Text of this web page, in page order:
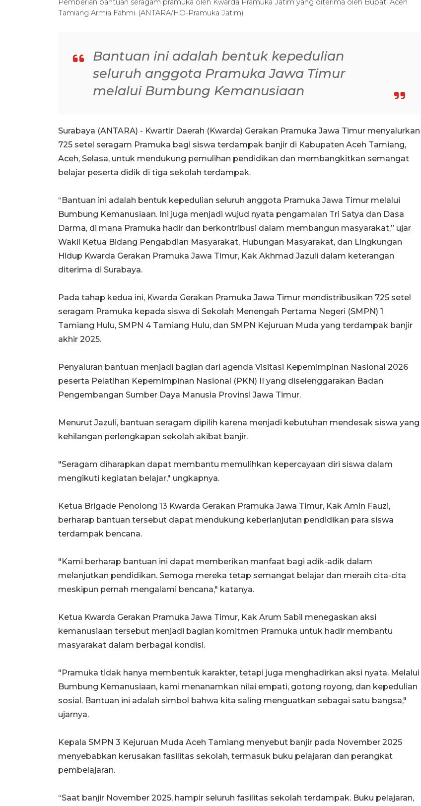
Pemberian bantuan seragam pramuka oleh Kwarda Pramuka Jatim yang diterima oleh Bupati Aceh
Tamiang Armia Fahmi. (ANTARA/HO-Pramuka Jatim)
Bantuan ini adalah bentuk kepedulian
seluruh anggota Pramuka Jawa Timur
melalui Bumbung Kemanusiaan
Surabaya (ANTARA) - Kwartir Daerah (Kwarda) Gerakan Pramuka Jawa Timur menyalurkan
725 setel seragam Pramuka bagi siswa terdampak banjir di Kabupaten Aceh Tamiang,
Aceh, Selasa, untuk mendukung pemulihan pendidikan dan membangkitkan semangat
belajar peserta didik di tiga sekolah terdampak.
“Bantuan ini adalah bentuk kepedulian seluruh anggota Pramuka Jawa Timur melalui
Bumbung Kemanusiaan. Ini juga menjadi wujud nyata pengamalan Tri Satya dan Dasa
Darma, di mana Pramuka hadir dan berkontribusi dalam membangun masyarakat,” ujar
Wakil Ketua Bidang Pengabdian Masyarakat, Hubungan Masyarakat, dan Lingkungan
Hidup Kwarda Gerakan Pramuka Jawa Timur, Kak Akhmad Jazuli dalam keterangan
diterima di Surabaya.
Pada tahap kedua ini, Kwarda Gerakan Pramuka Jawa Timur mendistribusikan 725 setel
seragam Pramuka kepada siswa di Sekolah Menengah Pertama Negeri (SMPN) 1
Tamiang Hulu, SMPN 4 Tamiang Hulu, dan SMPN Kejuruan Muda yang terdampak banjir
akhir 2025.
Penyaluran bantuan menjadi bagian dari agenda Visitasi Kepemimpinan Nasional 2026
peserta Pelatihan Kepemimpinan Nasional (PKN) II yang diselenggarakan Badan
Pengembangan Sumber Daya Manusia Provinsi Jawa Timur.
Menurut Jazuli, bantuan seragam dipilih karena menjadi kebutuhan mendesak siswa yang
kehilangan perlengkapan sekolah akibat banjir.
"Seragam diharapkan dapat membantu memulihkan kepercayaan diri siswa dalam
mengikuti kegiatan belajar," ungkapnya.
Ketua Brigade Penolong 13 Kwarda Gerakan Pramuka Jawa Timur, Kak Amin Fauzi,
berharap bantuan tersebut dapat mendukung keberlanjutan pendidikan para siswa
terdampak bencana.
"Kami berharap bantuan ini dapat memberikan manfaat bagi adik-adik dalam
melanjutkan pendidikan. Semoga mereka tetap semangat belajar dan meraih cita-cita
meskipun pernah mengalami bencana," katanya.
Ketua Kwarda Gerakan Pramuka Jawa Timur, Kak Arum Sabil menegaskan aksi
kemanusiaan tersebut menjadi bagian komitmen Pramuka untuk hadir membantu
masyarakat dalam berbagai kondisi.
"Pramuka tidak hanya membentuk karakter, tetapi juga menghadirkan aksi nyata. Melalui
Bumbung Kemanusiaan, kami menanamkan nilai empati, gotong royong, dan kepedulian
sosial. Bantuan ini adalah simbol bahwa kita saling menguatkan sebagai satu bangsa,"
ujarnya.
Kepala SMPN 3 Kejuruan Muda Aceh Tamiang menyebut banjir pada November 2025
menyebabkan kerusakan fasilitas sekolah, termasuk buku pelajaran dan perangkat
pembelajaran.
“Saat banjir November 2025, hampir seluruh fasilitas sekolah terdampak. Buku pelajaran,
Uji fungsi jembatan kereta api
di Jember
5 Agustus 2026 22:18
BNPB optimalkan penguatan
Desa Tangguh Bencana di